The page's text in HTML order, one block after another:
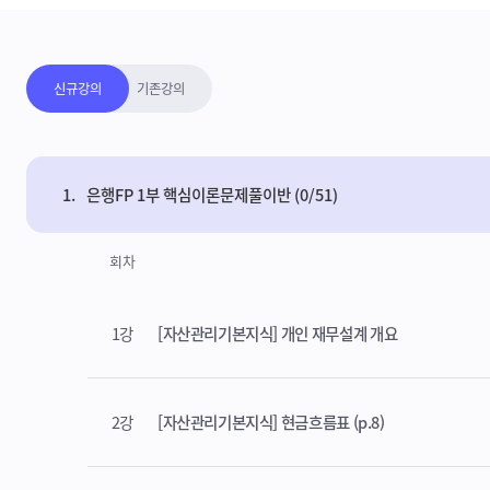
강의보기목록
신규강의 기존강의
1. 은행FP 1부 핵심이론문제풀이반 (0/51)
회차
1강 [자산관리기본지식] 개인 재무설계 개요
2강 [자산관리기본지식] 현금흐름표 (p.8)